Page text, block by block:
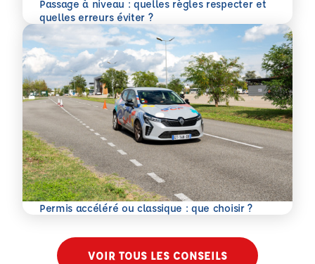
Passage à niveau : quelles règles respecter et
quelles erreurs éviter ?
En savoir plus
Permis accéléré ou classique : que choisir ?
En savoir plus
VOIR TOUS LES CONSEILS